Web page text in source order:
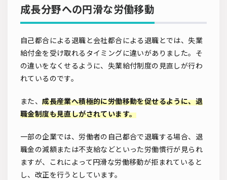
成長分野への円滑な労働移動
自己都合による退職と会社都合による退職とでは、失業
給付金を受け取れるタイミングに違いがありました。そ
の違いをなくせるように、失業給付制度の見直しが行わ
れているのです。
また、成長産業へ積極的に労働移動を促せるように、退
職金制度も見直しがされています。
一部の企業では、労働者の自己都合で退職する場合、退
職金の減額または不支給などといった労働慣行が見られ
ますが、これによって円滑な労働移動が拒まれていると
し、改正を行うとしています。